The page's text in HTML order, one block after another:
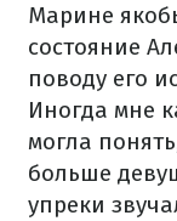
Марине
состояние
поводу его
Иногда мне
могла
больше
упреки